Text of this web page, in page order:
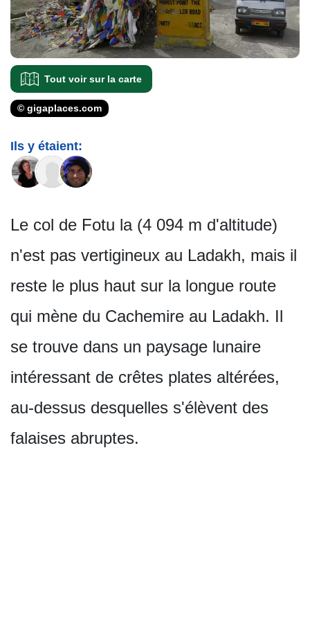
Tout voir sur la carte
© gigaplaces.com
Ils y étaient:
Le col de Fotu la (4 094 m d'altitude)
n'est pas vertigineux au Ladakh, mais il
reste le plus haut sur la longue route
qui mène du Cachemire au Ladakh. Il
se trouve dans un paysage lunaire
intéressant de crêtes plates altérées,
au-dessus desquelles s'élèvent des
falaises abruptes.